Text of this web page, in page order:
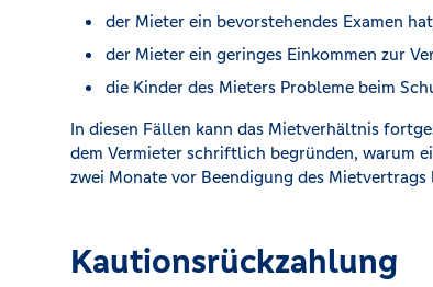
der Mieter ein bevorstehendes Examen
der Mieter ein geringes Einkommen zur
die Kinder des Mieters Probleme beim
In diesen Fällen kann das Mietverhältnis
dem Vermieter schriftlich begründen, warum
zwei Monate vor Beendigung des Mietvertrags
Kautionsrückzahlung